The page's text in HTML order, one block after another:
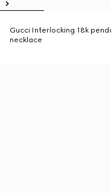
Gucci Interlocking 18k
necklace